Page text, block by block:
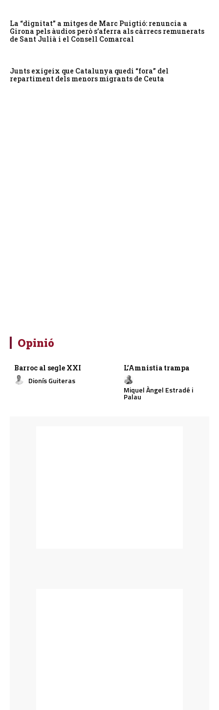
La “dignitat” a mitges de Marc Puigtió: renuncia a
Girona pels àudios però s’aferra als càrrecs remunerats
de Sant Julià i el Consell Comarcal
Junts exigeix que Catalunya quedi “fora” del
repartiment dels menors migrants de Ceuta
Opinió
Barroc al segle XXI
Dionís Guiteras
L’Amnistia trampa
Miquel Àngel Estradé i
Palau